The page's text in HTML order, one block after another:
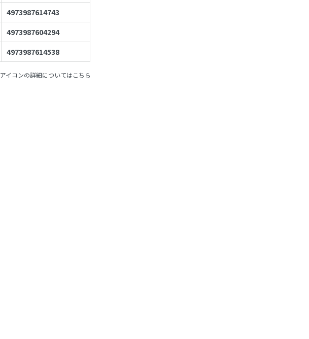
4973987614743
4973987604294
4973987614538
アイコンの詳細についてはこちら